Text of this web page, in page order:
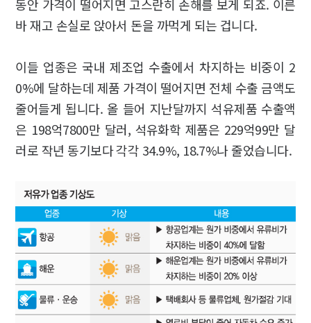
동안 가격이 떨어지면 고스란히 손해를 보게 되죠. 이른
바 재고 손실로 앉아서 돈을 까먹게 되는 겁니다.
이들 업종은 국내 제조업 수출에서 차지하는 비중이 2
0%에 달하는데 제품 가격이 떨어지면 전체 수출 금액도
줄어들게 됩니다. 올 들어 지난달까지 석유제품 수출액
은 198억7800만 달러, 석유화학 제품은 229억99만 달
러로 작년 동기보다 각각 34.9%, 18.7%나 줄었습니다.